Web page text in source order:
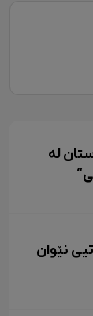
لە
نێوان